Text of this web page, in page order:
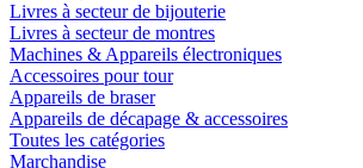
Livres à secteur de bijouterie
Livres à secteur de montres
Machines & Appareils électroniques
Accessoires pour tour
Appareils de braser
Appareils de décapage & accessoires
Toutes les catégories
Marchandise